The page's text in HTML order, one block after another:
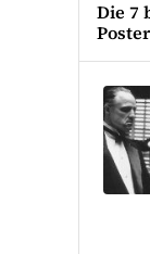
Die 7